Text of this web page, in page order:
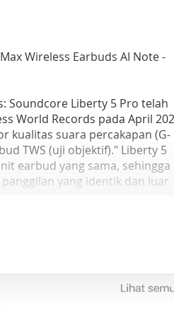
Wireless Earbuds AI Note -
Soundcore Liberty 5 Pro telah
World Records pada April
kualitas suara percakapan (G-
TWS (uji objektif)." Liberty 5
earbud yang sama, sehingga
yang identik dan luar
rapat, kuliah, dan
melalui mikrofon internal, lalu
membuat ringkasan AI yang
rencana tindakan (action
audio langsung di dalam